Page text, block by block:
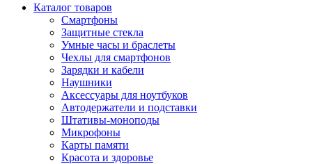
Каталог товаров
Смартфоны
Защитные стекла
Умные часы и браслеты
Чехлы для смартфонов
Зарядки и кабели
Наушники
Аксессуары для ноутбуков
Автодержатели и подставки
Штативы-моноподы
Микрофоны
Карты памяти
Красота и здоровье